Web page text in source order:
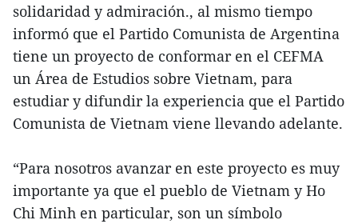
solidaridad y admiración., al mismo tiempo
informó que el Partido Comunista de Argentina
tiene un proyecto de conformar en el CEFMA
un Área de Estudios sobre Vietnam, para
estudiar y difundir la experiencia que el Partido
Comunista de Vietnam viene llevando adelante.
“Para nosotros avanzar en este proyecto es muy
importante ya que el pueblo de Vietnam y Ho
Chi Minh en particular, son un símbolo